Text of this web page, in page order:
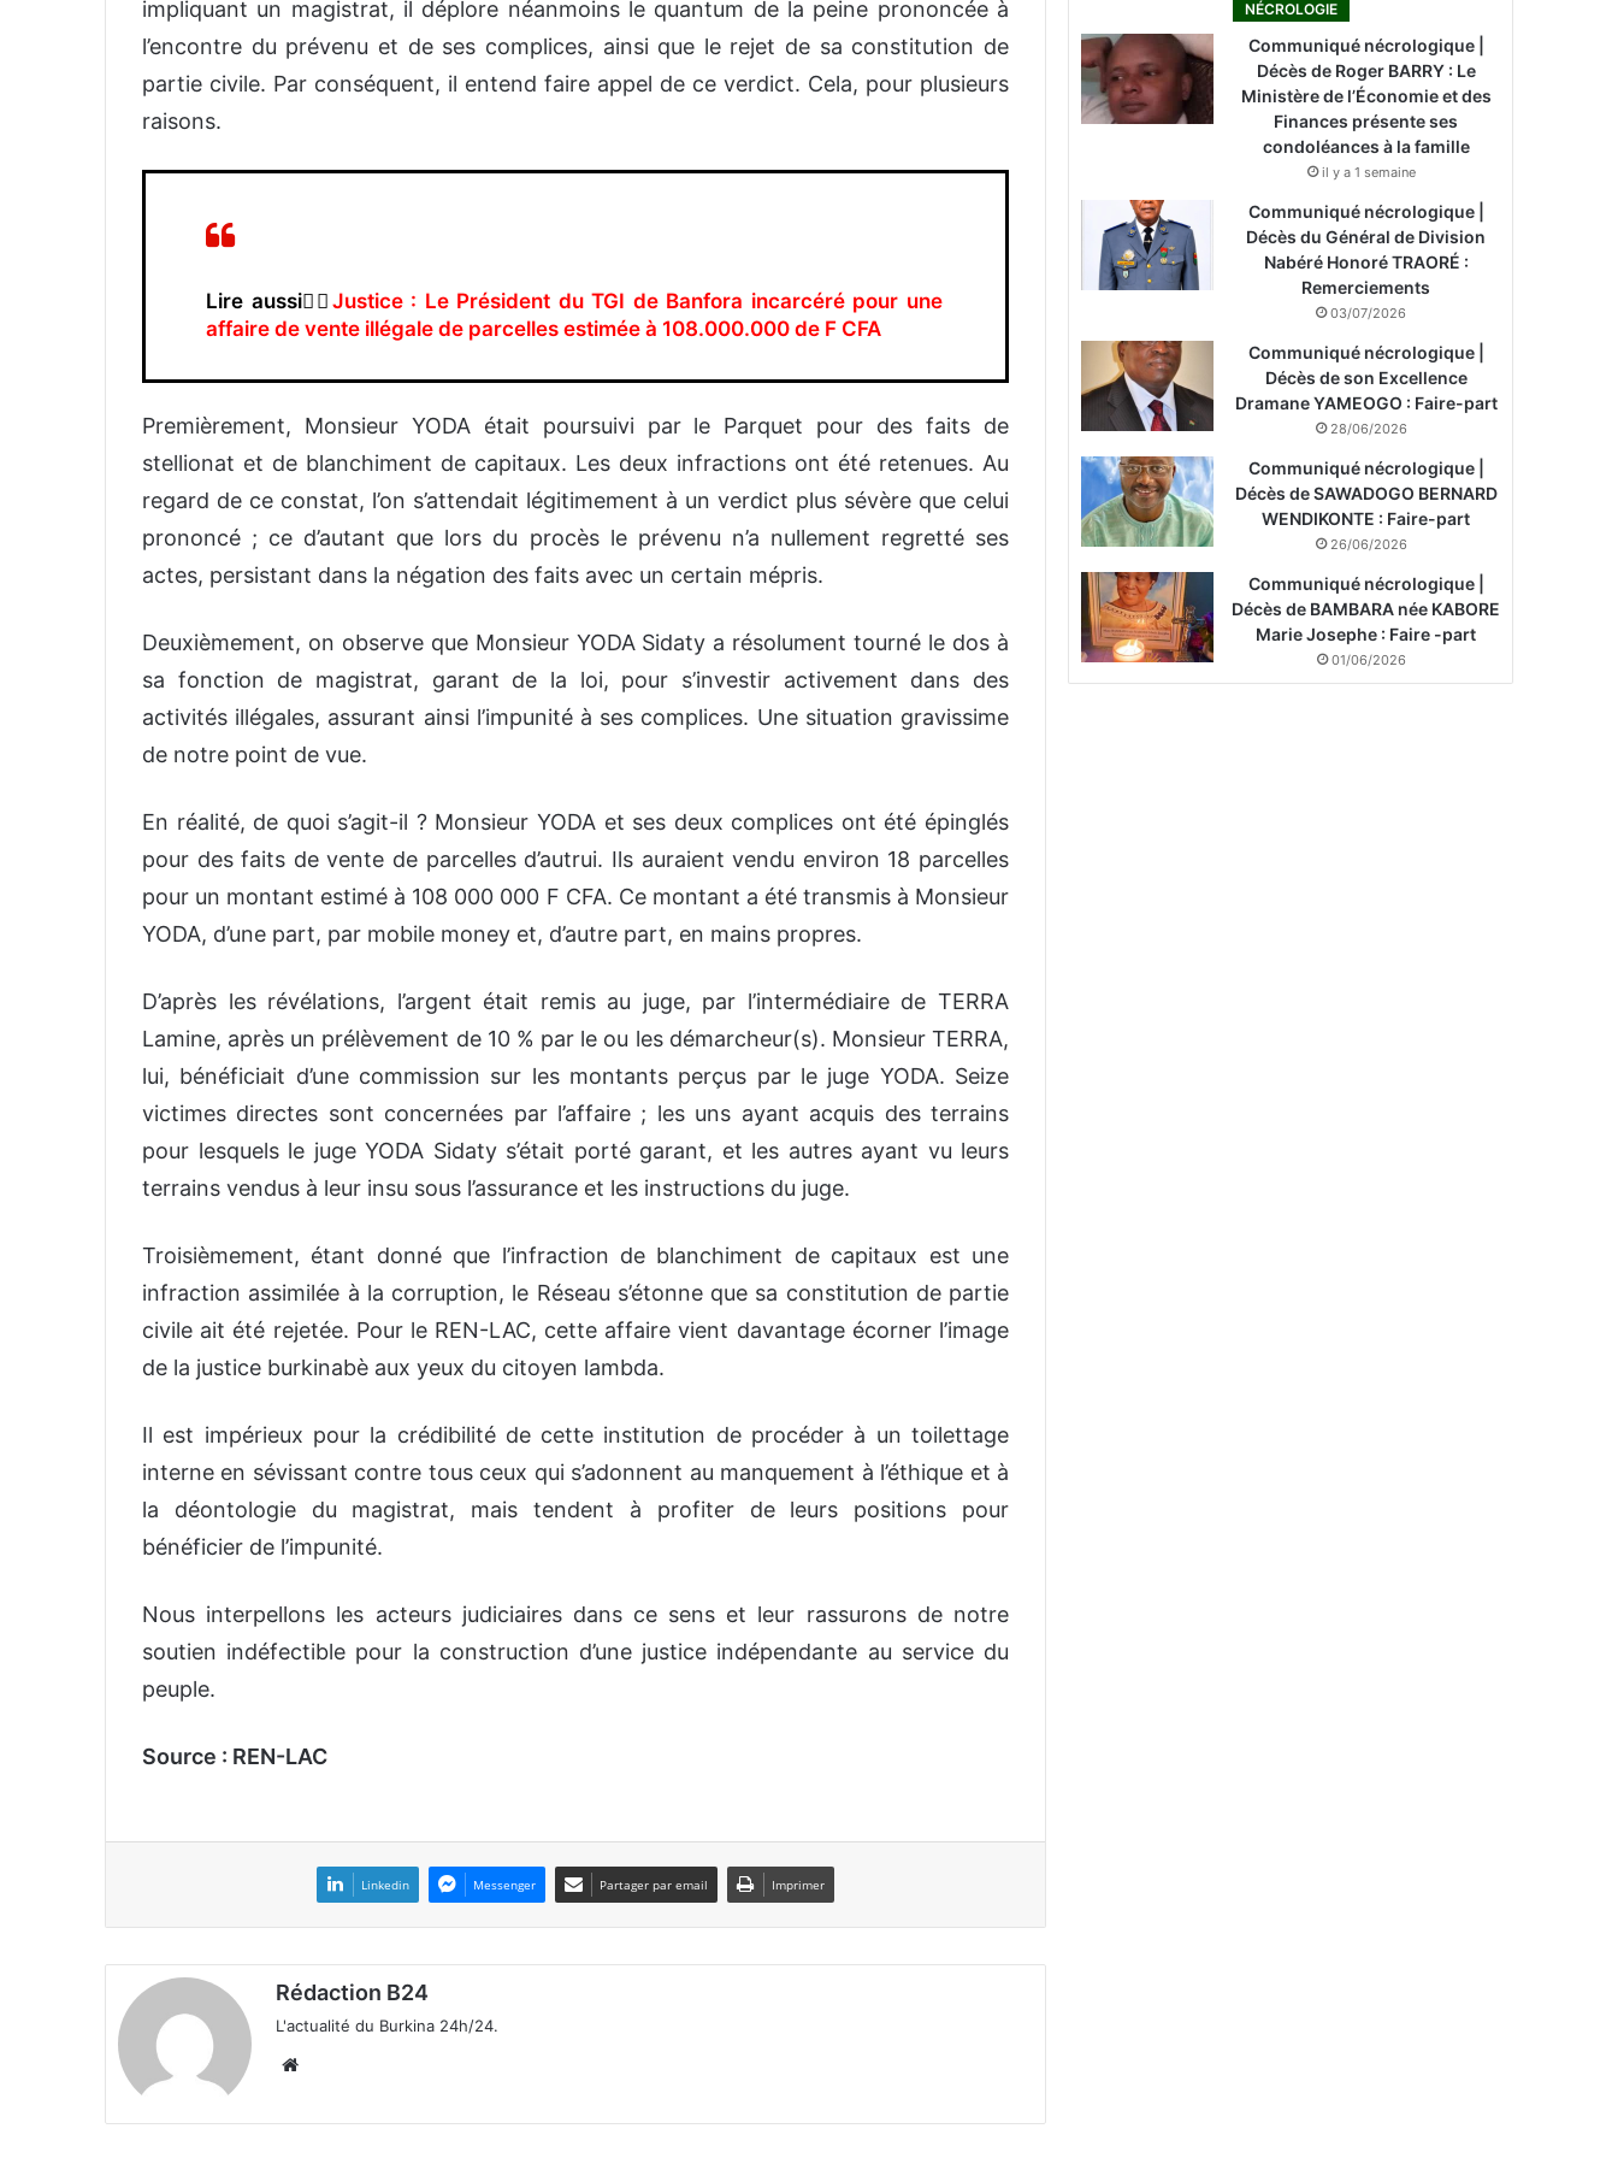
impliquant un magistrat, il déplore néanmoins le quantum de la peine prononcée à
l’encontre du prévenu et de ses complices, ainsi que le rejet de sa constitution de
partie civile. Par conséquent, il entend faire appel de ce verdict. Cela, pour plusieurs
raisons.
Lire aussi👉🏿 Justice : Le Président du TGI de Banfora incarcéré pour une
affaire de vente illégale de parcelles estimée à 108.000.000 de F CFA
Premièrement, Monsieur YODA était poursuivi par le Parquet pour des faits de
stellionat et de blanchiment de capitaux. Les deux infractions ont été retenues. Au
regard de ce constat, l’on s’attendait légitimement à un verdict plus sévère que celui
prononcé ; ce d’autant que lors du procès le prévenu n’a nullement regretté ses
actes, persistant dans la négation des faits avec un certain mépris.
Deuxièmement, on observe que Monsieur YODA Sidaty a résolument tourné le dos à
sa fonction de magistrat, garant de la loi, pour s’investir activement dans des
activités illégales, assurant ainsi l’impunité à ses complices. Une situation gravissime
de notre point de vue.
En réalité, de quoi s’agit-il ? Monsieur YODA et ses deux complices ont été épinglés
pour des faits de vente de parcelles d’autrui. Ils auraient vendu environ 18 parcelles
pour un montant estimé à 108 000 000 F CFA. Ce montant a été transmis à Monsieur
YODA, d’une part, par mobile money et, d’autre part, en mains propres.
D’après les révélations, l’argent était remis au juge, par l’intermédiaire de TERRA
Lamine, après un prélèvement de 10 % par le ou les démarcheur(s). Monsieur TERRA,
lui, bénéficiait d’une commission sur les montants perçus par le juge YODA. Seize
victimes directes sont concernées par l’affaire ; les uns ayant acquis des terrains
pour lesquels le juge YODA Sidaty s’était porté garant, et les autres ayant vu leurs
terrains vendus à leur insu sous l’assurance et les instructions du juge.
Troisièmement, étant donné que l’infraction de blanchiment de capitaux est une
infraction assimilée à la corruption, le Réseau s’étonne que sa constitution de partie
civile ait été rejetée. Pour le REN-LAC, cette affaire vient davantage écorner l’image
de la justice burkinabè aux yeux du citoyen lambda.
Il est impérieux pour la crédibilité de cette institution de procéder à un toilettage
interne en sévissant contre tous ceux qui s’adonnent au manquement à l’éthique et à
la déontologie du magistrat, mais tendent à profiter de leurs positions pour
bénéficier de l’impunité.
Nous interpellons les acteurs judiciaires dans ce sens et leur rassurons de notre
soutien indéfectible pour la construction d’une justice indépendante au service du
peuple.
Source : REN-LAC
Linkedin Messenger Partager par email Imprimer
Rédaction B24
L'actualité du Burkina 24h/24.
te
NÉCROLOGIE
Communiqué nécrologique |
Décès de Roger BARRY : Le
Ministère de l’Économie et des
Finances présente ses
condoléances à la famille
il y a 1 semaine
Communiqué nécrologique |
Décès du Général de Division
Nabéré Honoré TRAORÉ :
Remerciements
03/07/2026
Communiqué nécrologique |
Décès de son Excellence
Dramane YAMEOGO : Faire-part
28/06/2026
Communiqué nécrologique |
Décès de SAWADOGO BERNARD
WENDIKONTE : Faire-part
26/06/2026
Communiqué nécrologique |
Décès de BAMBARA née KABORE
Marie Josephe : Faire -part
01/06/2026